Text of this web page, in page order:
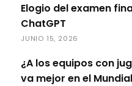
Elogio del examen
ChatGPT
JUNIO 15, 2026
¿A los equipos con
va mejor en el